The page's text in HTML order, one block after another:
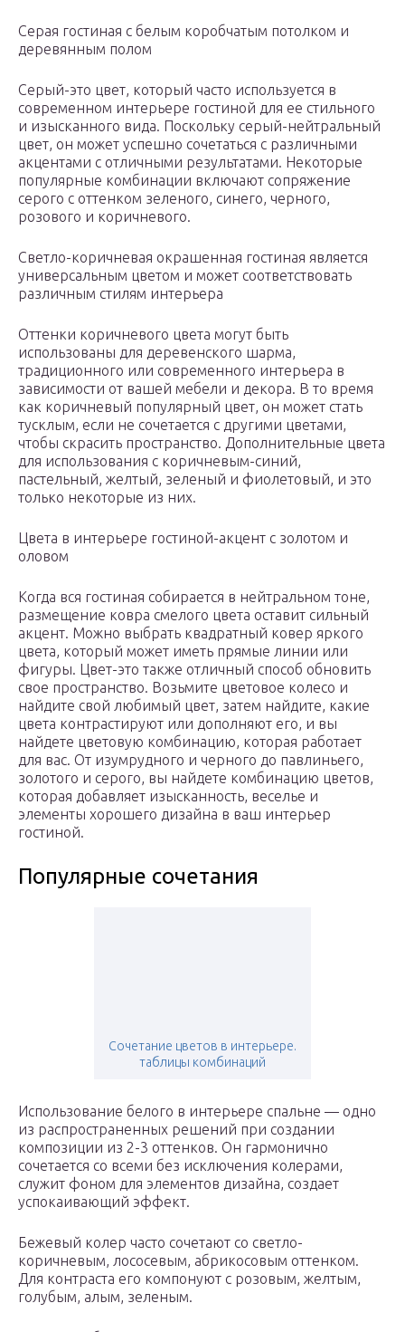
Серая гостиная с белым коробчатым потолком и
деревянным полом
Серый-это цвет, который часто используется в
современном интерьере гостиной для ее стильного
и изысканного вида. Поскольку серый-нейтральный
цвет, он может успешно сочетаться с различными
акцентами с отличными результатами. Некоторые
популярные комбинации включают сопряжение
серого с оттенком зеленого, синего, черного,
розового и коричневого.
Светло-коричневая окрашенная гостиная является
универсальным цветом и может соответствовать
различным стилям интерьера
Оттенки коричневого цвета могут быть
использованы для деревенского шарма,
традиционного или современного интерьера в
зависимости от вашей мебели и декора. В то время
как коричневый популярный цвет, он может стать
тусклым, если не сочетается с другими цветами,
чтобы скрасить пространство. Дополнительные цвета
для использования с коричневым-синий,
пастельный, желтый, зеленый и фиолетовый, и это
только некоторые из них.
Цвета в интерьере гостиной-акцент с золотом и
оловом
Когда вся гостиная собирается в нейтральном тоне,
размещение ковра смелого цвета оставит сильный
акцент. Можно выбрать квадратный ковер яркого
цвета, который может иметь прямые линии или
фигуры. Цвет-это также отличный способ обновить
свое пространство. Возьмите цветовое колесо и
найдите свой любимый цвет, затем найдите, какие
цвета контрастируют или дополняют его, и вы
найдете цветовую комбинацию, которая работает
для вас. От изумрудного и черного до павлиньего,
золотого и серого, вы найдете комбинацию цветов,
которая добавляет изысканность, веселье и
элементы хорошего дизайна в ваш интерьер
гостиной.
Популярные сочетания
Сочетание цветов в интерьере.
таблицы комбинаций
Использование белого в интерьере спальне — одно
из распространенных решений при создании
композиции из 2-3 оттенков. Он гармонично
сочетается со всеми без исключения колерами,
служит фоном для элементов дизайна, создает
успокаивающий эффект.
Бежевый колер часто сочетают со светло-
коричневым, лососевым, абрикосовым оттенком.
Для контраста его компонуют с розовым, желтым,
голубым, алым, зеленым.